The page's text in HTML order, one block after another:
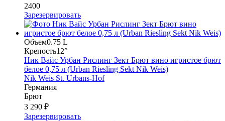
2400
Зарезервировать
Объем0.75 L
Крепость12°
Ник Вайс Урбан Рислинг Зект Брют вино игристое брют
белое 0,75 л (Urban Riesling Sekt Nik Weis)
Nik Weis St. Urbans-Hof
Германия
Брют
3 290 ₽
Зарезервировать